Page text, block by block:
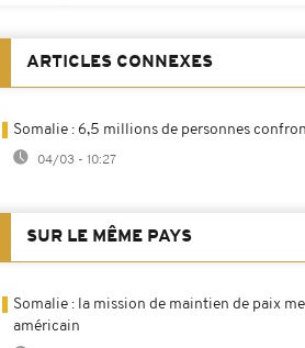
ARTICLES CONNEXES
Somalie : 6,5 millions de personnes
04/03 - 10:27
SUR LE MÊME PAYS
Somalie : la mission de maintien de paix
américain